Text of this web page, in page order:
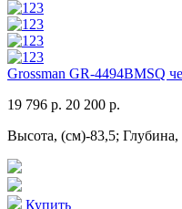
Grossman GR-4494BMSQ
19 796 р. 20 200 р.
Высота, (см)-83,5;
Купить